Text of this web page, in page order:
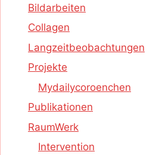
Bildarbeiten
Collagen
Langzeitbeobachtungen
Projekte
Mydailycoroenchen
Publikationen
RaumWerk
Intervention